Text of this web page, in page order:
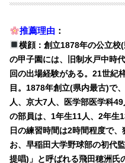
推薦理由 ：
横顔：創立1878年の公立校
の甲子園には、旧制水戸中時
回の出場経験がある。21世紀
目。1878年創立(県内最古)で
人、京大7人、医学部医学科
の部員は、1年生11人、2年生
日の練習時間は2時間程度で
お、早稲田大学野球部の初代
提唱)」と呼ばれる飛田穂洲氏